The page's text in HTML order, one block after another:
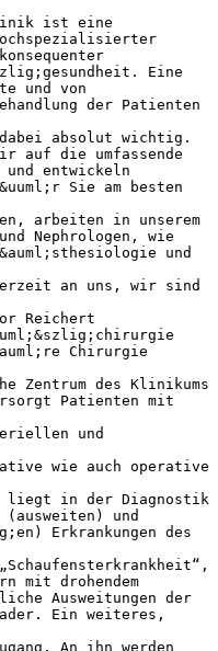
ist eine
Eine
und von
der Patienten
dabei absolut wichtig.
auf die umfassende
entwickeln
Sie am besten
arbeiten in unserem
Nephrologen, wie
und
an uns, wir sind
Reichert
Chirurgie
Zentrum des Klinikums
Patienten mit
und
wie auch operative
liegt in der Diagnostik
und
Erkrankungen des
mit drohendem
Ausweitungen der
Ein weiteres,
An ihn werden